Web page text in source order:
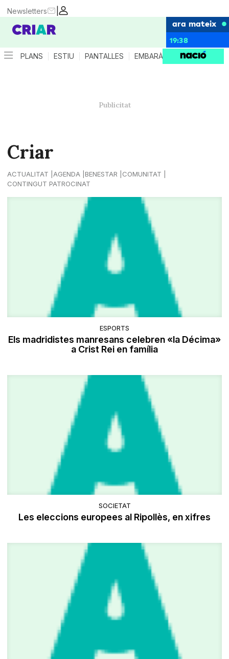
|
Newsletters
ara mateix
19:38
PLANS ESTIU PANTALLES EMBARÀS CRIANÇA
Criar
ACTUALITAT AGENDA BENESTAR
COMUNITAT
CONTINGUT PATROCINAT
ESPORTS
Els madridistes manresans celebren «la Décima»
a Crist Rei en família
SOCIETAT
Les eleccions europees al Ripollès, en xifres